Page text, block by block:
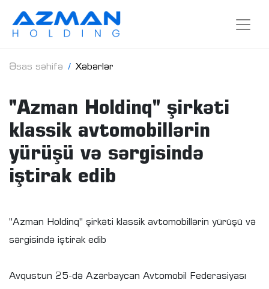
Əsas səhifə Xəbərlər
"Azman Holdinq" şirkəti
klassik avtomobillərin
yürüşü və sərgisində
iştirak edib
"Azman Holdinq" şirkəti klassik avtomobillərin yürüşü və
sərgisində iştirak edib
Avqustun 25-də Azərbaycan Avtomobil Federasiyası